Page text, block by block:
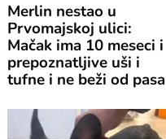
Merlin nestao u
Prvomajskoj ulici:
Mačak ima 10 meseci i
prepoznatljive uši i
tufne i ne beži od pasa